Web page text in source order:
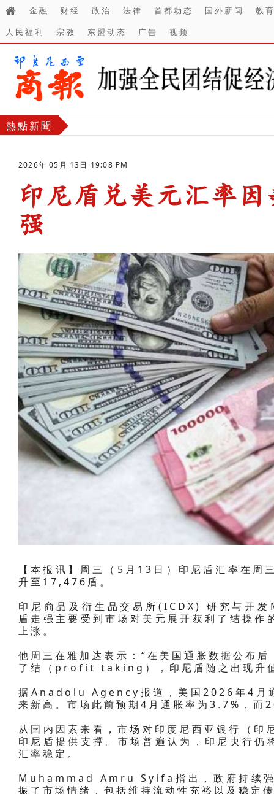
金融 财经 政治 法律 首都动态 国外新闻
教
人民福利
宗教 东盟动态 广告 视频
熱點新聞
2026年 05月 13日 19:08 PM
印尼盾兑美元汇率
强
【本报讯】周三（5月13日）印尼盾汇率在
升至17,476盾。
印尼商品及衍生品交易所(ICDX) 研究与
盾走强主要受到市场对美元展开获利了结操
上涨。
他周三在雅加达表示：“在美国通胀数据公布
了结（profit taking），印尼盾随之出现升
据Anadolu Agency报道，美国2026年4月
来新高。市场此前预期4月通胀率为3.7%，
从国内因素来看，市场对印度尼西亚银行（
印尼盾提供支撑。市场普遍认为，印尼央行
汇率稳定。
Muhammad Amru Syifa指出，政府持续强
振了市场情绪，包括维持流动性充裕以及稳定